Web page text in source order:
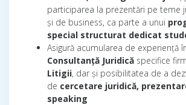
participarea la prezentări pe teme
și de business, ca parte a unui
special structurat dedicat
Asigură acumularea de experiență
Consultanță Juridică specifice
Litigii, dar și posibilitatea de a
de cercetare juridică,
speaking